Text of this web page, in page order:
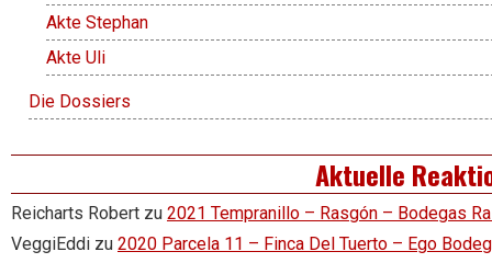
Akte Stephan
Akte Uli
Die Dossiers
Aktuelle
Reicharts Robert zu 2021 Tempranillo – Rasgón – Bodegas
VeggiEddi zu 2020 Parcela 11 – Finca Del Tuerto – Ego